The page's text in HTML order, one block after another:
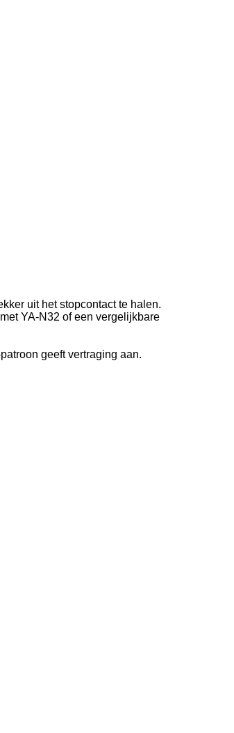
uit het stopcontact te halen.
YA-N32 of een vergelijkbare
geeft vertraging aan.